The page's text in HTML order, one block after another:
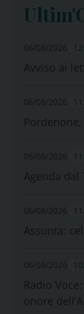
06/08/2026
Avviso ai
06/08/2026
06/08/2026
Agenda dal
06/08/2026
Assunta:
06/08/2026
Radio
onore